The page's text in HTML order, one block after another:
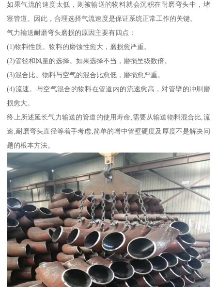
如果气流的速度太低，则被输送的物料就会沉积在耐磨弯头中，堵
塞管道。因此，合理选择气流速度是保证系统正常工作的关键。
气力输送耐磨弯头磨损的原因主要有四点：
(1)物料性质。物料的磨蚀性愈大，磨损愈严重。
(2)管径和风量的选择。如果选择不当，磨损呈级数倍。
(3)混合比。物料与空气的混合比愈低，磨损愈严重。
(4)流速。与空气混合的物料在管道内的流速愈高，对管壁的冲刷磨
损愈大。
终上所述延长气力输送的管道的使用寿命,需要从输送物料混合比,流
速,耐磨弯头直径等着手考虑,简单的增中管壁硬度及厚度不是解决问
题的根本方法。